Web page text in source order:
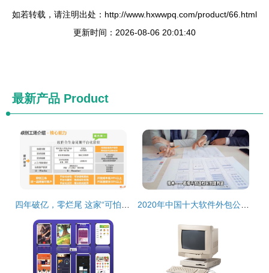
如若转载，请注明出处：http://www.hxwwpq.com/product/66.html
更新时间：2026-08-06 20:01:40
最新产品 Product